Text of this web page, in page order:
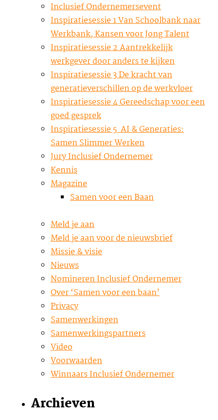
Inclusief Ondernemersevent
Inspiratiesessie 1 Van Schoolbank naar
Werkbank, Kansen voor Jong Talent
Inspiratiesessie 2 Aantrekkelijk
werkgever door anders te kijken
Inspiratiesessie 3 De kracht van
generatieverschillen op de werkvloer
Inspiratiesessie 4 Gereedschap voor een
goed gesprek
Inspiratiesessie 5 AI & Generaties:
Samen Slimmer Werken
Jury Inclusief Ondernemer
Kennis
Magazine
Samen voor een Baan
Meld je aan
Meld je aan voor de nieuwsbrief
Missie & visie
Nieuws
Nomineren Inclusief Ondernemer
Over ‘Samen voor een baan’
Privacy
Samenwerkingen
Samenwerkingspartners
Video
Voorwaarden
Winnaars Inclusief Ondernemer
Archieven